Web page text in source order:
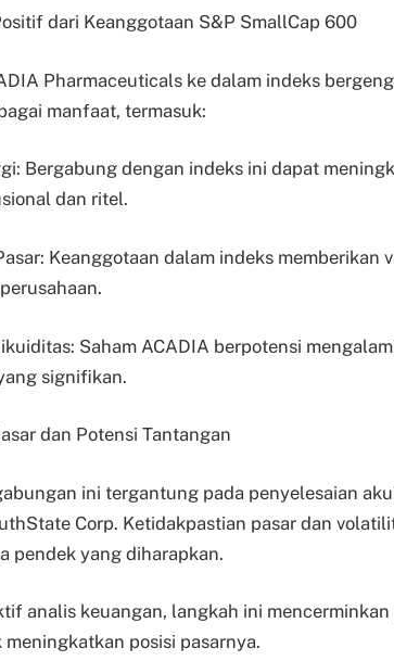
dari Keanggotaan S&P SmallCap 600
Pharmaceuticals ke dalam indeks
manfaat, termasuk:
Bergabung dengan indeks ini dapat
dan ritel.
Keanggotaan dalam indeks memberikan
Saham ACADIA berpotensi
signifikan.
dan Potensi Tantangan
ini tergantung pada penyelesaian
Corp. Ketidakpastian pasar dan
pendek yang diharapkan.
analis keuangan, langkah ini
posisi pasarnya.